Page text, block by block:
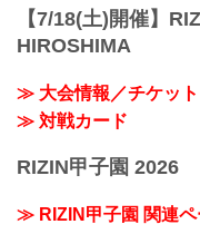
【7/18(土)開催】
HIROSHIMA
≫ 大会情報／チケット
≫ 対戦カード
RIZIN甲子園 2026
≫ RIZIN甲子園 関連ペ